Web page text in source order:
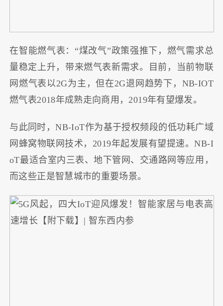
在智能燃气表：“煤改气”政策强推下，燃气需求总
量稳定上升，带来燃气表新需求。目前，当前物联
网燃气表以2G为主，但在2G退网趋势下，NB-IOT
燃气表2018年成熟走向商用，2019年有望爆发。
与此同时，NB-IoT作为基于授权频段的低功耗广域
网蜂窝物联网技术，2019年起发展有望提速。NB-I
oT最适合室内三表、地下管网、交通路网等应用，
而这些正是智慧城市的重要场景。